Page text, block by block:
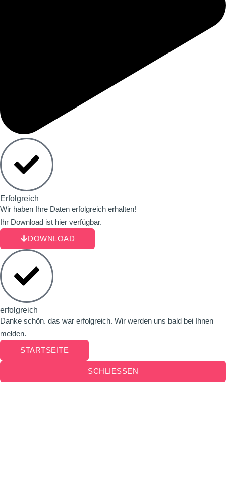
Erfolgreich
Wir haben Ihre Daten erfolgreich erhalten!
Ihr Download ist hier verfügbar.
DOWNLOAD
erfolgreich
Danke schön. das war erfolgreich. Wir werden uns bald bei Ihnen
melden.
STARTSEITE
SCHLIESSEN